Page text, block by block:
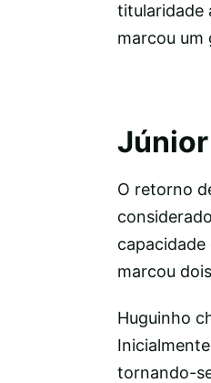
titularidade
marcou um
O retorno
marcou
Huguinho
tornando-